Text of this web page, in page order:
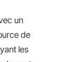
un
de
les